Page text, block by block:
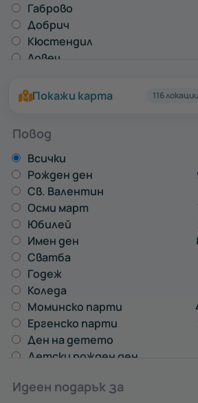
Габрово
Добрич
Кюстендил
Ловеч
Пазарджик
Разград
Русе
Силистра
Сливен
Смолян
Стара Загора
Търговище
Хасково
Шумен
Покажи карта 116 локации
Повод
Всички
Рожден ден
Св. Валентин
Осми март
Юбилей
Имен ден
Сватба
Годеж
Коледа
Моминско парти
Ергенско парти
Ден на детето
Детски рожден ден
Идеен подарък за